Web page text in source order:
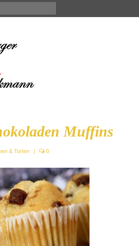
Muffins
& Torten | 0